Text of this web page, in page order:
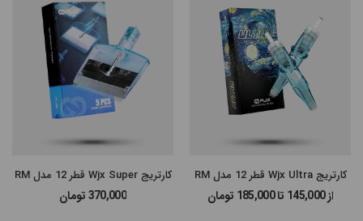
کارتریج Wjx Ultra قطر 12 مدل RM
از 145,000 تا 185,000 تومان
کارتریج Wjx Super قطر 12 مدل RM
370,000تومان